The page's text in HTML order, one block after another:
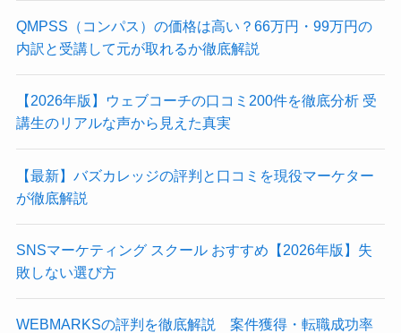
QMPSS（コンパス）の価格は高い？66万円・99万円の
内訳と受講して元が取れるか徹底解説
【2026年版】ウェブコーチの口コミ200件を徹底分析 受
講生のリアルな声から見えた真実
【最新】バズカレッジの評判と口コミを現役マーケター
が徹底解説
SNSマーケティング スクール おすすめ【2026年版】失
敗しない選び方
WEBMARKSの評判を徹底解説 案件獲得・転職成功率